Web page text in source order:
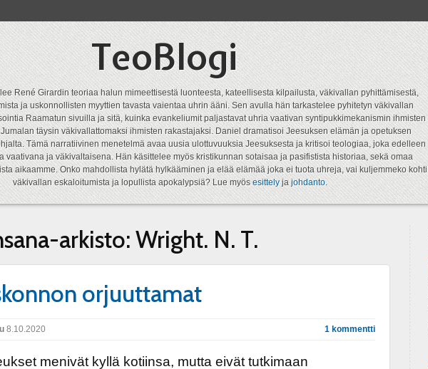
TeoBlogi
René Girardin teoriaa halun mimeettisestä luonteesta, kateellisesta kilpailusta, väkivallan pyhittämisestä,
ja uskonnollisten myyttien tavasta vaientaa uhrin ääni. Sen avulla hän tarkastelee pyhitetyn väkivallan
Raamatun sivuilla ja sitä, kuinka evankeliumit paljastavat uhria vaativan syntipukkimekanismin ihmisten
täysin väkivallattomaksi ihmisten rakastajaksi. Daniel dramatisoi Jeesuksen elämän ja opetuksen
Tämä narratiivinen menetelmä avaa uusia ulottuvuuksia Jeesuksesta ja kritisoi teologiaa, joka edelleen
vaativana ja väkivaltaisena. Hän käsittelee myös kristikunnan sotaisaa ja pasifistista historiaa, sekä omaa
aikaamme. Onko mahdollista hylätä hylkääminen ja elää elämää joka ei tuota uhreja, vai kuljemmeko kohti
väkivallan eskaloitumista ja lopullista apokalypsiä? Lue myösesittelyjajohdanto.
arkisto: Wright. N. T.
orjuuttamat
8.10.2020 1 kommentti
menivät kyllä kotiinsa, mutta eivät tutkimaan